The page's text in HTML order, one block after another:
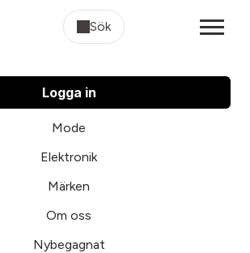
Sök
Logga in
Mode
Elektronik
Märken
Om oss
Nybegagnat